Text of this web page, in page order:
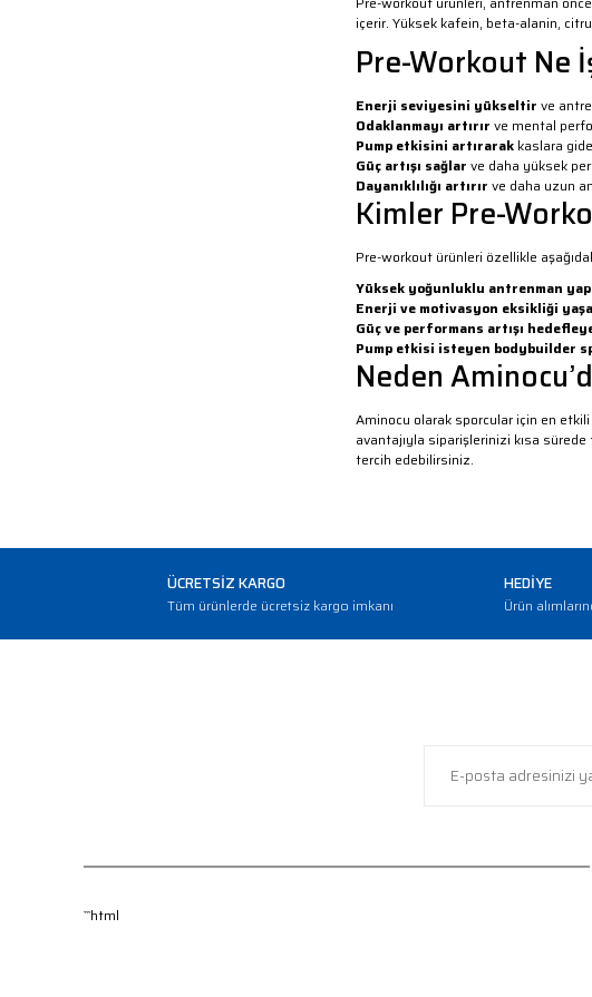
içerir. Yüksek kafein, beta-alanin,
Pre-Workout Ne
Enerji seviyesini yükseltir ve
Odaklanmayı artırır ve mental
Pump etkisini artırarakkaslara
Güç artışı sağlar ve daha yüksek
Dayanıklılığı artırır ve daha uzun
Kimler Pre-
Pre-workout ürünleri özellikle
Yüksek yoğunluklu antrenman
Enerji ve motivasyon eksikliği
Güç ve performans artışı
Pump etkisi isteyen bodybuilder
Neden
Aminocu olarak sporcular için en etkili
avantajıyla siparişlerinizi kısa
tercih edebilirsiniz.
ÜCRETSİZ KARGO
Tüm ürünlerde ücretsiz kargo imkanı
HEDİYE
Ürün
```html